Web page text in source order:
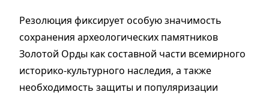
Резолюция фиксирует особую значимость
сохранения археологических памятников
Золотой Орды как составной части всемирного
историко-культурного наследия, а также
необходимость защиты и популяризации